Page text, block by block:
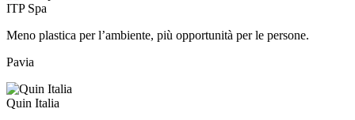
ITP Spa
Meno plastica per l’ambiente, più opportunità per le persone.
Pavia
Quin Italia